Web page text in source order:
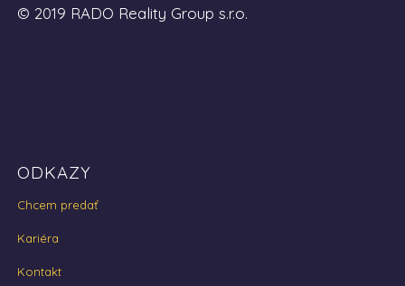
© 2019 RADO Reality Group s.r.o.
ODKAZY
Chcem predať
Kariéra
Kontakt